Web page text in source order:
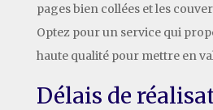
pages bien collées et les
Optez pour un service qui
haute qualité pour mettre en
Délais de